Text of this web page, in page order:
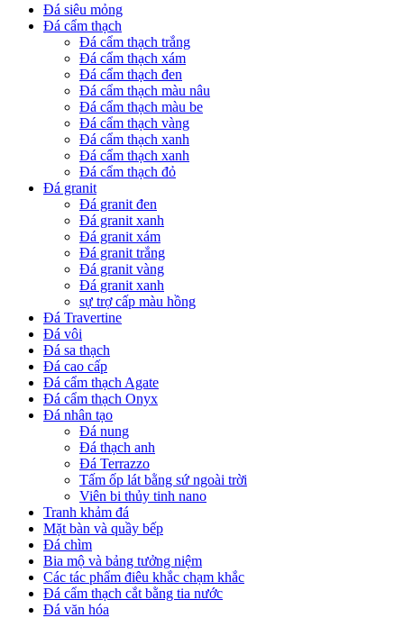
Đá siêu mỏng
Đá cẩm thạch
Đá cẩm thạch trắng
Đá cẩm thạch xám
Đá cẩm thạch đen
Đá cẩm thạch màu nâu
Đá cẩm thạch màu be
Đá cẩm thạch vàng
Đá cẩm thạch xanh
Đá cẩm thạch xanh
Đá cẩm thạch đỏ
Đá granit
Đá granit đen
Đá granit xanh
Đá granit xám
Đá granit trắng
Đá granit vàng
Đá granit xanh
sự trợ cấp màu hồng
Đá Travertine
Đá vôi
Đá sa thạch
Đá cao cấp
Đá cẩm thạch Agate
Đá cẩm thạch Onyx
Đá nhân tạo
Đá nung
Đá thạch anh
Đá Terrazzo
Tấm ốp lát bằng sứ ngoài trời
Viên bi thủy tinh nano
Tranh khảm đá
Mặt bàn và quầy bếp
Đá chìm
Bia mộ và bảng tưởng niệm
Các tác phẩm điêu khắc chạm khắc
Đá cẩm thạch cắt bằng tia nước
Đá văn hóa